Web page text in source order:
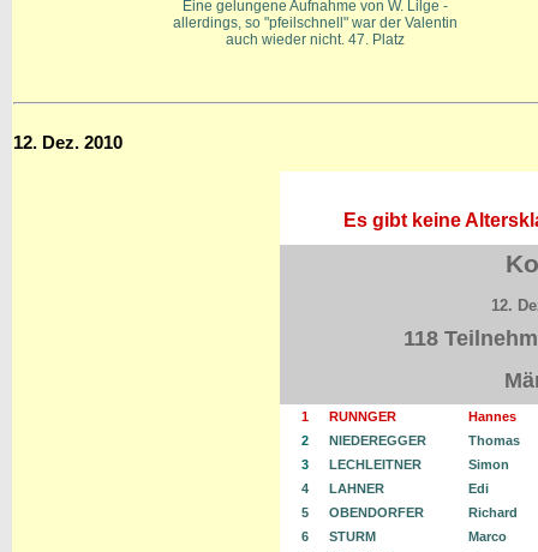
Eine gelungene Aufnahme von W. Lilge -
allerdings, so "pfeilschnell" war der Valentin
auch wieder nicht. 47. Platz
12. Dez. 2010
Es gibt keine
12.
118
1 RUNNGER
Hannes
2
NIEDEREGGER
Thomas
3
LECHLEITNER
Simon
4
LAHNER
Edi
5
OBENDORFER
Richard
6
STURM
Marco